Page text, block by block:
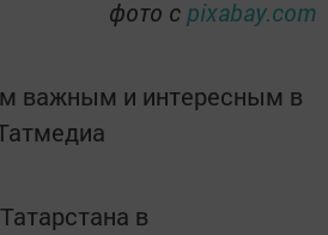
фото сpixabay.com
важным и интересным в
в